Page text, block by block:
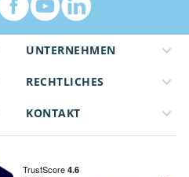
UNTERNEHMEN
RECHTLICHES
KONTAKT